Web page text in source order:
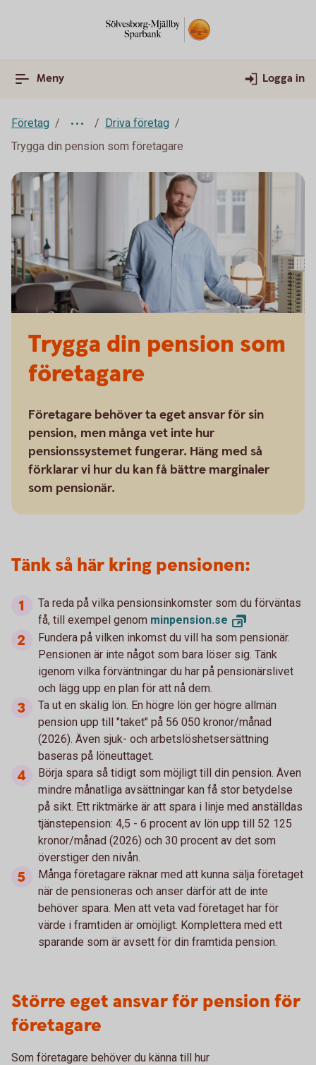
Meny Logga in
Företag
Driva företag
Trygga din pension som företagare
Trygga din pension som
företagare
Företagare behöver ta eget ansvar för sin
pension, men många vet inte hur
pensionssystemet fungerar. Häng med så
förklarar vi hur du kan få bättre marginaler
som pensionär.
Tänk så här kring pensionen:
Ta reda på vilka pensionsinkomster som du förväntas
få, till exempel genom minpension.se
Fundera på vilken inkomst du vill ha som pensionär.
Pensionen är inte något som bara löser sig. Tänk
igenom vilka förväntningar du har på pensionärslivet
och lägg upp en plan för att nå dem.
Ta ut en skälig lön. En högre lön ger högre allmän
pension upp till "taket" på 56 050 kronor/månad
(2026). Även sjuk- och arbetslöshetsersättning
baseras på löneuttaget.
Börja spara så tidigt som möjligt till din pension. Även
mindre månatliga avsättningar kan få stor betydelse
på sikt. Ett riktmärke är att spara i linje med anställdas
tjänstepension: 4,5 - 6 procent av lön upp till 52 125
kronor/månad (2026) och 30 procent av det som
överstiger den nivån.
Många företagare räknar med att kunna sälja företaget
när de pensioneras och anser därför att de inte
behöver spara. Men att veta vad företaget har för
värde i framtiden är omöjligt. Komplettera med ett
sparande som är avsett för din framtida pension.
Större eget ansvar för pension för
företagare
Som företagare behöver du känna till hur